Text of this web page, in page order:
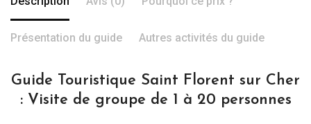
Présentation du guide Autres activités du guide
Guide Touristique Saint Florent sur Cher
: Visite de groupe de 1 à 20 personnes